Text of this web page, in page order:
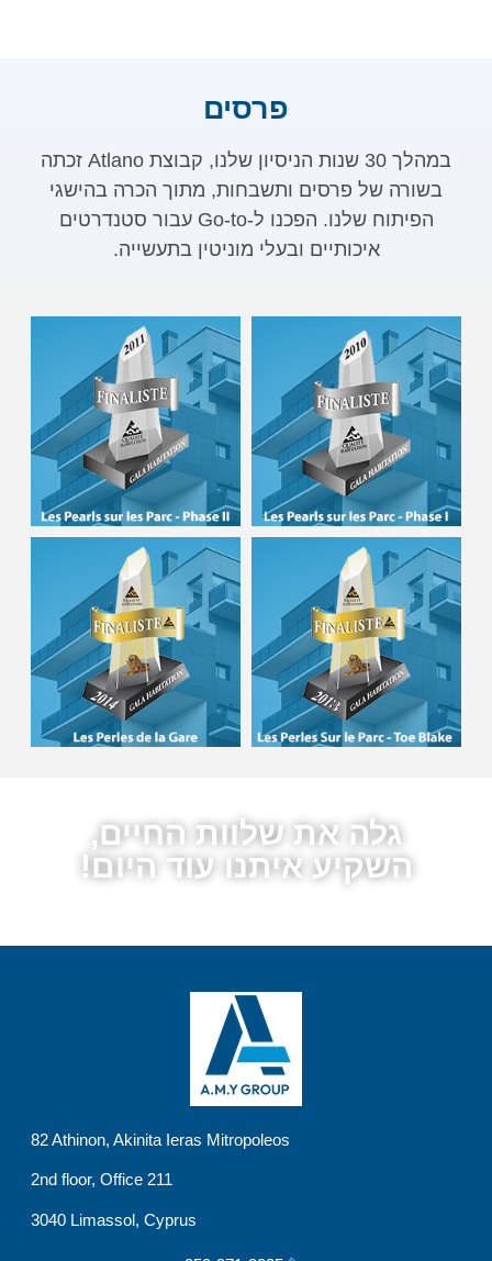
פרסים
במהלך 30 שנות הניסיון שלנו, קבוצת Atlano זכתה
בשורה של פרסים ותשבחות, מתוך הכרה בהישגי
הפיתוח שלנו. הפכנו ל-Go-to עבור סטנדרטים
איכותיים ובעלי מוניטין בתעשייה.
גלה את שלוות החיים,
השקיע איתנו עוד היום!
82 Athinon, Akinita Ieras Mitropoleos
2nd floor, Office 211
3040 Limassol, Cyprus